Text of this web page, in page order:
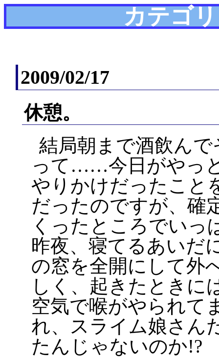
カテゴ
2009/02/17
休憩。
結局朝まで酒飲ん
って……今日がやっ
やりかけだったこと
だったのですが、確
くったところでいっ
昨夜、寝てるあいだ
の窓を全開にして外
しく、起きたときに
空気で喉がやられ
れ、スライム娘さん
たんじゃないのか!?